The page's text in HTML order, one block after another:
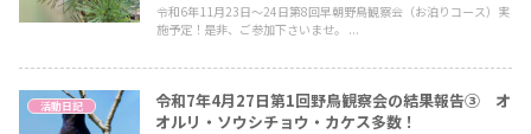
令和6年11月23日～24日第8回早朝野鳥観察会（お泊りコース）実
施予定！是非、ご参加下さいませ。 ...
活動日記
令和7年4月27日第1回野鳥観察会の結果報告③ オ
オルリ・ソウシチョウ・カケス多数！